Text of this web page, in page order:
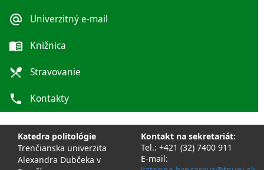
alternate_email Univerzitný e-mail
menu_book Knižnica
local_dining Stravovanie
phone Kontakty
Katedra politológie
Trenčianska univerzita
Alexandra Dubčeka v
Kontakt na sekretariát:
Tel.: +421 (32) 7400 911
E-mail: